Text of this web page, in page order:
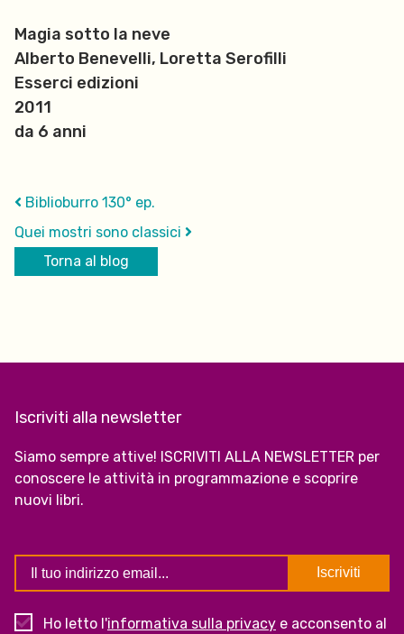
Magia sotto la neve
Alberto Benevelli, Loretta Serofilli
Esserci edizioni
2011
da 6 anni
Biblioburro 130° ep.
Torna al blog
Quei mostri sono classici
Iscriviti alla newsletter
Siamo sempre attive! ISCRIVITI ALLA NEWSLETTER per
conoscere le attività in programmazione e scoprire
nuovi libri.
Ho letto l'informativa sulla privacy e acconsento al